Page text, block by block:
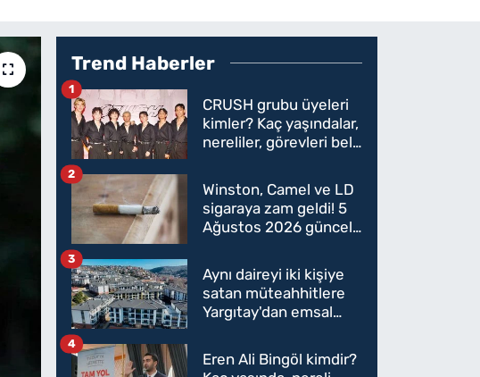
Trend Haberler
CRUSH grubu üyeleri
kimler? Kaç yaşındalar,
nereliler, görevleri belli
1
Winston, Camel ve LD
sigaraya zam geldi! 5
Ağustos 2026 güncel
oldu
2
Aynı daireyi iki kişiye
satan müteahhitlere
Yargıtay'dan emsal
3
Eren Ali Bingöl kimdir?
4